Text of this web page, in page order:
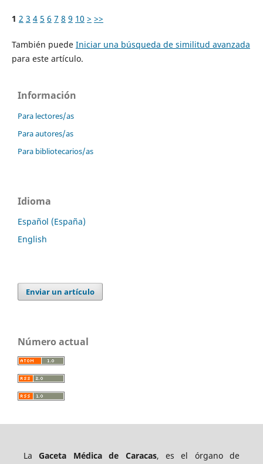
1 2 3 4 5 6 7 8 9 10 > >>
También puede Iniciar una búsqueda de similitud avanzada
para este artículo.
Información
Para lectores/as
Para autores/as
Para bibliotecarios/as
Idioma
Español (España)
English
Enviar un artículo
Número actual
LaGaceta Médica de Caracas, es el órgano de